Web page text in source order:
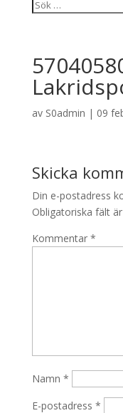
av S0admin | 09
Skicka
Din e-postadress
Obligatoriska fält
Kommentar *
Namn *
E-postadress *